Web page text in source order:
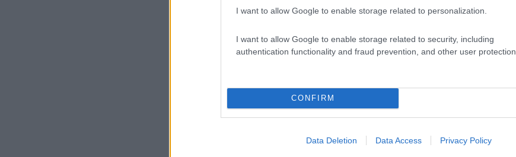
I want to allow Google to enable storage related to personalization.
I want to allow Google to enable storage related to security, including
authentication functionality and fraud prevention, and other user protection.
CONFIRM
Data Deletion Data Access Privacy Policy